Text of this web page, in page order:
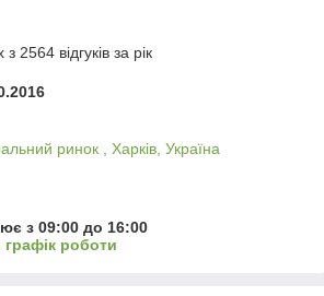
2564 відгуків за рік
ринок , Харків, Україна
з 09:00 до 16:00
роботи